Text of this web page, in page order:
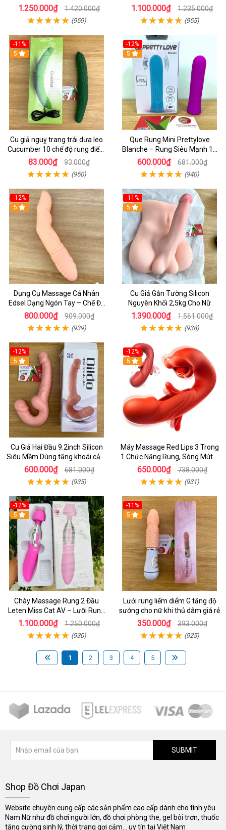
Silicon 2 Lớp, Rung Đa Tần Cao
Cấp
1.250.000₫ 1.420.000₫
(959)
Phát Nhiệt Tăng Khoái Cảm
1.100.000₫ 1.235.000₫
(955)
-11%
5
Cu giả nguỵ trang trái dưa leo
Cucumber 10 chế độ rung điểm
G
83.000₫ 93.000₫
(950)
-12%
5
Que Rung Mini Prettylove
Blanche – Rung Siêu Mạnh 12
Chế Độ Kích Thích Điểm G Lên
Đỉnh Nhanh
600.000₫ 681.000₫
(940)
-12%
5
Dụng Cụ Massage Cá Nhân
Edsel Dạng Ngón Tay – Chế Độ
Rung & Ấm Nhiệt Cao Cấp
800.000₫ 909.000₫
(939)
-11%
5
Cu Giả Gắn Tường Silicon
Nguyên Khối 2,5kg Cho Nữ
1.390.000₫ 1.561.000₫
(938)
-12%
5
Cu Giả Hai Đầu 9.2inch Silicon
Siêu Mềm Dùng tăng khoái cảm
khi quan hệ
600.000₫ 681.000₫
(935)
-12%
5
Máy Massage Red Lips 3 Trong
1 Chức Năng Rung, Sóng Mút &
Đá Lưỡi Mềm Mại
650.000₫ 738.000₫
(931)
-12%
5
Chày Massage Rung 2 Đầu
Leten Miss Cat AV – Lưỡi Rung
Cực Mạnh & Chế Độ Sưởi Ấm
Kích Thích Tột Đỉnh
1.100.000₫ 1.250.000₫
(930)
-11%
5
Lưới rung liếm diểm G tăng độ
sướng cho nữ khi thủ dâm giá rẻ
350.000₫ 393.000₫
(925)
1 2 3 4 5
SUBMIT
Shop Đồ Chơi Japan
Website chuyên cung cấp các sản phẩm cao cấp dành cho tình yêu
Nam Nữ như đồ chơi người lớn, đồ chơi phòng the, gel bôi trơn, thuốc
tăng cường sinh lý, thời trang gợi cảm... uy tín tại Việt Nam